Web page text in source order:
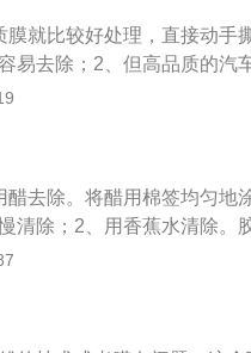
任意折叠，不会留下褶皱。
就比较好处理，直接动手
易去除；2、但高品质的汽
好找专业的工具除胶刀去掉
去除。将醋用棉签均匀地
清除；2、用香蕉水清除。
除。多次将精油涂在胶水
车隔热清洗剂除胶。用专
立即融化，用抹布可以擦掉